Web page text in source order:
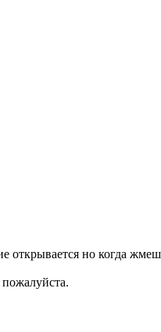
но когда
пожалуйста.